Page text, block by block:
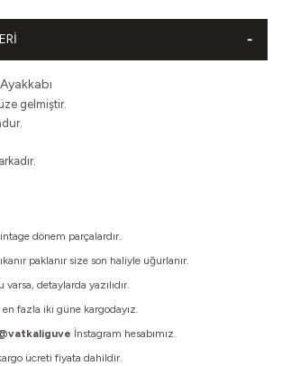
gelmiştir.
dönem parçalardır.
paklanır size son haliyle uğurlanır.
detaylarda yazılıdır.
en fazla iki güne kargodayız.
İnstagram hesabımız.
ücreti fiyata dahildir.